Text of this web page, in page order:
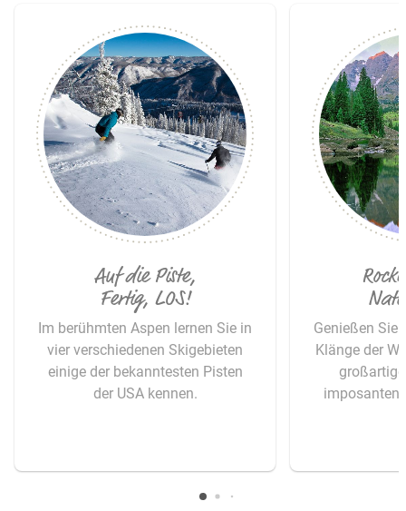
© Jesse Hoffman
Auf die Piste,
Fertig, LOS!
Im berühmten Aspen lernen Sie in
vier verschiedenen Skigebieten
einige der bekanntesten Pisten
der USA kennen.
Genießen Sie
Klänge der
imposanten